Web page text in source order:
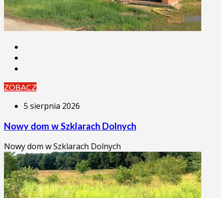
ZOBACZ
5 sierpnia 2026
Nowy dom w Szklarach Dolnych
Nowy dom w Szklarach Dolnych